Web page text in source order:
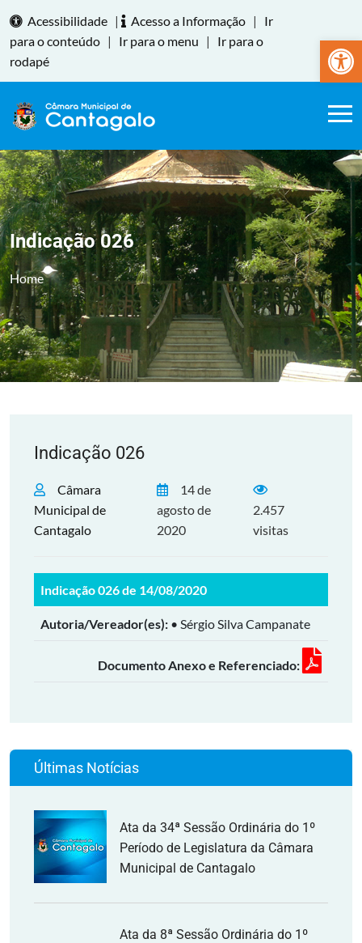
Abrir
Acessibilidade | Acesso a Informação |
Ir
para o conteúdo | Ir para o menu |
Ir para o
rodapé
Indicação 026
Home
Indicação 026
Câmara
Municipal de
Cantagalo
14 de
agosto de
2020
2.457
visitas
Indicação 026 de 14/08/2020
Autoria/Vereador(es): • Sérgio Silva Campanate
Documento Anexo e Referenciado:
Últimas Notícias
Ata da 34ª Sessão Ordinária do 1º
Período de Legislatura da Câmara
Municipal de Cantagalo
Ata da 8ª Sessão Ordinária do 1º